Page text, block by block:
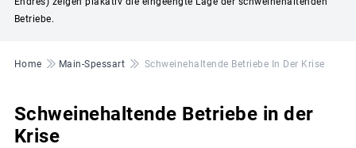
Betriebe.
Pfadnavigation
Home Main-Spessart Schweinehaltende Betriebe In Der Krise
Schweinehaltende Betriebe in der
Krise